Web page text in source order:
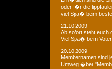
oder f�r die
viel Spa� beim
21.10.2009
Ab sofort steht euch
Viel Spa� beim
20.10.2009
Membernamen sind
Umweg �ber